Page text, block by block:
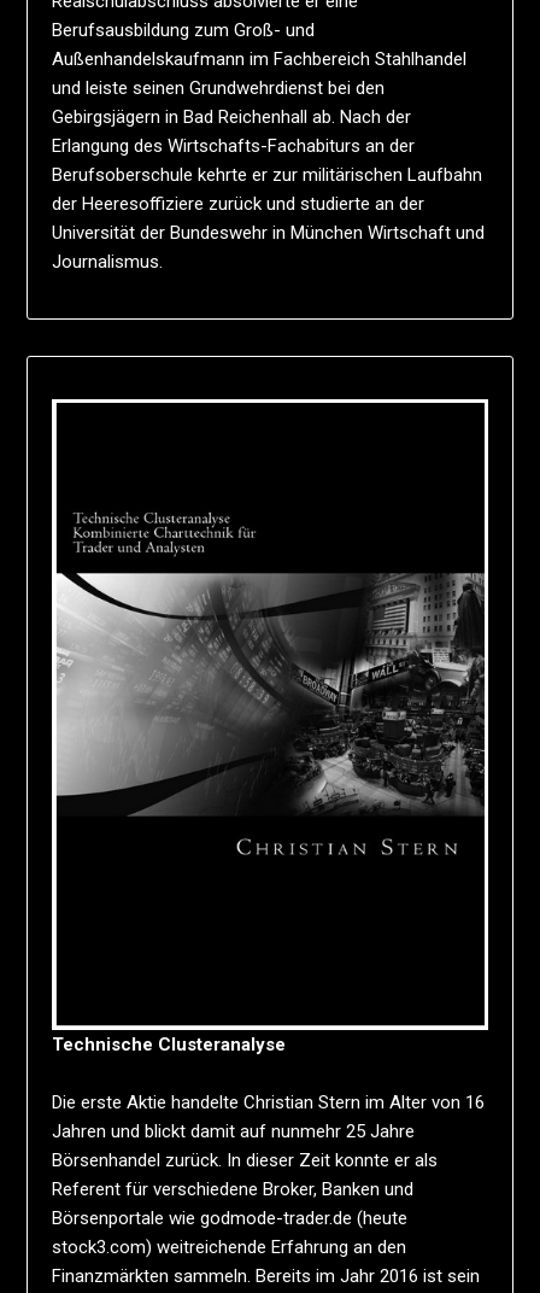
Berufsausbildung zum Groß- und
Außenhandelskaufmann im Fachbereich Stahlhandel
und leiste seinen Grundwehrdienst bei den
Gebirgsjägern in Bad Reichenhall ab. Nach der
Erlangung des Wirtschafts-Fachabiturs an der
Berufsoberschule kehrte er zur militärischen Laufbahn
der Heeresoffiziere zurück und studierte an der
Universität der Bundeswehr in München Wirtschaft und
Journalismus.
Technische Clusteranalyse
Die erste Aktie handelte Christian Stern im Alter von 16
Jahren und blickt damit auf nunmehr 25 Jahre
Börsenhandel zurück. In dieser Zeit konnte er als
Referent für verschiedene Broker, Banken und
Börsenportale wie godmode-trader.de (heute
stock3.com) weitreichende Erfahrung an den
Finanzmärkten sammeln. Bereits im Jahr 2016 ist sein